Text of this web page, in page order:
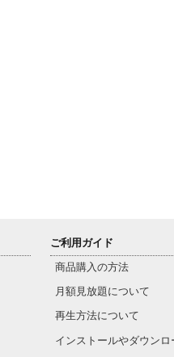
ご利用ガイド
商品購入の方法
月額見放題について
再生方法について
インストールやダウンロ